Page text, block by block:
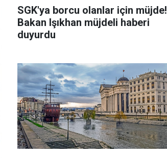
SGK'ya borcu olanlar için müjde!
Bakan Işıkhan müjdeli haberi
duyurdu